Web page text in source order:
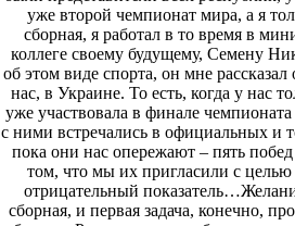
уже второй чемпионат мира, а я
сборная, я работал в то время в
коллеге своему будущему, Семену
об этом виде спорта, он мне
нас, в Украине. То есть, когда у нас
уже участвовала в финале
с ними встречались в официальных и
пока они нас опережают – пять
том, что мы их пригласили с целью
отрицательный
сборная, и первая задача, конечно,